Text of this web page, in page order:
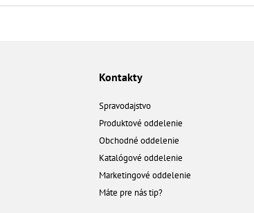
Kontakty
Spravodajstvo
Produktové oddelenie
Obchodné oddelenie
Katalógové oddelenie
Marketingové oddelenie
Máte pre nás tip?